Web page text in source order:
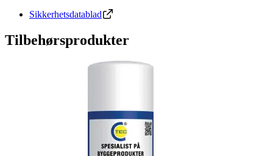
Sikkerhetsdatablad
Tilbehørsprodukter